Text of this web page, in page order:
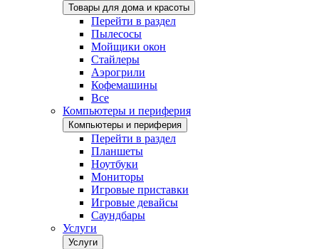
Товары для дома и красоты
Перейти в раздел
Пылесосы
Мойщики окон
Стайлеры
Аэрогрили
Кофемашины
Все
Компьютеры и периферия
Компьютеры и периферия
Перейти в раздел
Планшеты
Ноутбуки
Мониторы
Игровые приставки
Игровые девайсы
Саундбары
Услуги
Услуги